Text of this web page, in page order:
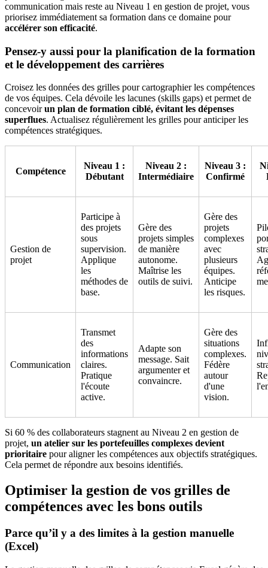
communication mais reste au Niveau 1 en gestion de projet, vous
priorisez immédiatement sa formation dans ce domaine pour
accélérer son efficacité.
Pensez-y aussi pour la planification de la formation
et le développement des carrières
Croisez les données des grilles pour cartographier les compétences
de vos équipes. Cela dévoile les lacunes (skills gaps) et permet de
concevoirun plan de formation ciblé, évitant les dépenses
superflues. Actualisez régulièrement les grilles pour anticiper les
compétences stratégiques.
Compétence
Niveau 1 :
Débutant
Niveau 2 :
Intermédiaire
Niveau 3 :
Confirmé
Gestion de
projet
Participe à
des projets
sous
supervision.
Applique
les
méthodes de
base.
Gère des
projets simples
de manière
autonome.
Maîtrise les
outils de suivi.
Gère des
projets
complexes
avec
plusieurs
équipes.
Anticipe
les risques.
Communication
Transmet
des
informations
claires.
Pratique
l'écoute
active.
Adapte son
message. Sait
argumenter et
convaincre.
Gère des
situations
complexes.
Fédère
autour
d'une
vision.
Si 60 % des collaborateurs stagnent au Niveau 2 en gestion de
projet, un atelier sur les portefeuilles complexes devient
prioritaire pour aligner les compétences aux objectifs stratégiques.
Cela permet de répondre aux besoins identifiés.
Optimiser la gestion de vos grilles de
compétences avec les bons outils
Parce qu’il y a des limites à la gestion manuelle
(Excel)